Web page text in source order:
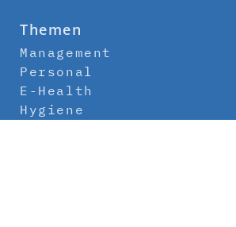
Themen
Management
Personal
E-Health
Hygiene